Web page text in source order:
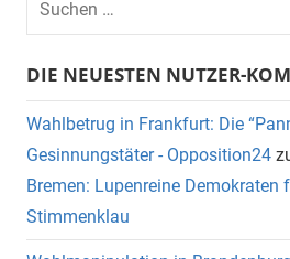
DIE NEUESTEN NUTZER-
Wahlbetrug in Frankfurt: Die
Gesinnungstäter - Opposition24
Bremen: Lupenreine Demokraten
Stimmenklau